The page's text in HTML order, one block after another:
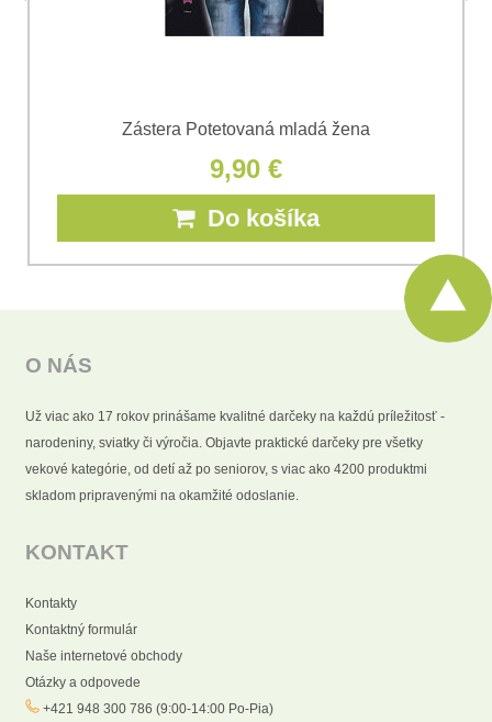
Zástera Potetovaná mladá žena
9,90 €
Do košíka
O NÁS
Už viac ako 17 rokov prinášame kvalitné darčeky na každú príležitosť -
narodeniny, sviatky či výročia. Objavte praktické darčeky pre všetky
vekové kategórie, od detí až po seniorov, s viac ako 4200 produktmi
skladom pripravenými na okamžité odoslanie.
KONTAKT
Kontakty
Kontaktný formulár
Naše internetové obchody
Otázky a odpovede
+421 948 300 786 (9:00-14:00 Po-Pia)